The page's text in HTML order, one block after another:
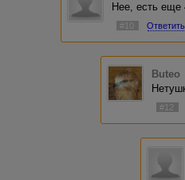
Нее, есть еще
#10 Ответить
Buteo
#12